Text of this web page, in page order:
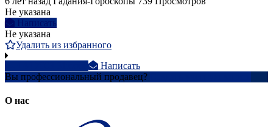
Не указана
Написать
Не указана
Удалить из избранного
Написать
Вы профессиональный продавец?
О нас